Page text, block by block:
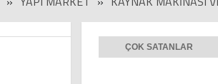
ÇOK SATANLAR